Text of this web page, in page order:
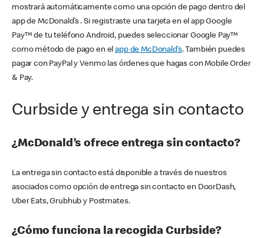
mostrará automáticamente como una opción de pago dentro del
app de McDonald’s . Si registraste una tarjeta en el app Google
Pay™ de tu teléfono Android, puedes seleccionar Google Pay™
como método de pago en elapp de McDonald’s. También puedes
pagar con PayPal y Venmo las órdenes que hagas con Mobile Order
& Pay.
Curbside y entrega sin contacto
¿McDonald’s ofrece entrega sin contacto?
La entrega sin contacto está disponible a través de nuestros
asociados como opción de entrega sin contacto en DoorDash,
Uber Eats, Grubhub y Postmates.
¿Cómo funciona la recogida Curbside?